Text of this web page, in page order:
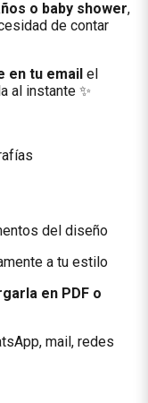
o baby shower,
de contar
en tu email el
al instante ✨
del diseño
a tu estilo
en PDF o
mail, redes